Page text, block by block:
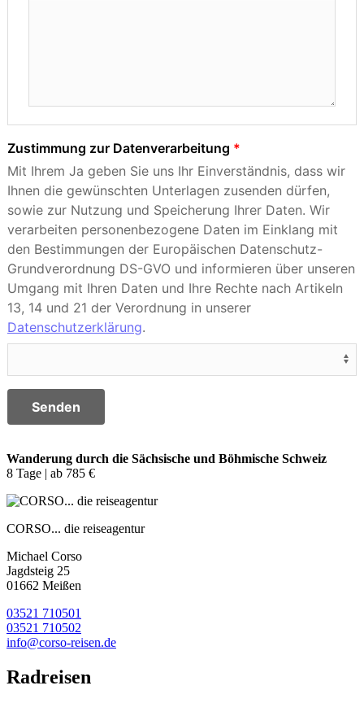
Zustimmung zur Datenverarbeitung
Mit Ihrem Ja geben Sie uns Ihr Einverständnis, dass wir
Ihnen die gewünschten Unterlagen zusenden dürfen,
sowie zur Nutzung und Speicherung Ihrer Daten. Wir
verarbeiten personenbezogene Daten im Einklang mit
den Bestimmungen der Europäischen Datenschutz-
Grundverordnung DS-GVO und informieren über unseren
Umgang mit Ihren Daten und Ihre Rechte nach Artikeln
13, 14 und 21 der Verordnung in unserer
Datenschutzerklärung.
Senden
Wanderung durch die Sächsische und Böhmische Schweiz
8 Tage | ab 785 €
CORSO... die reiseagentur
Michael Corso
Jagdsteig 25
01662 Meißen
03521 710501
03521 710502
info@corso-reisen.de
Radreisen